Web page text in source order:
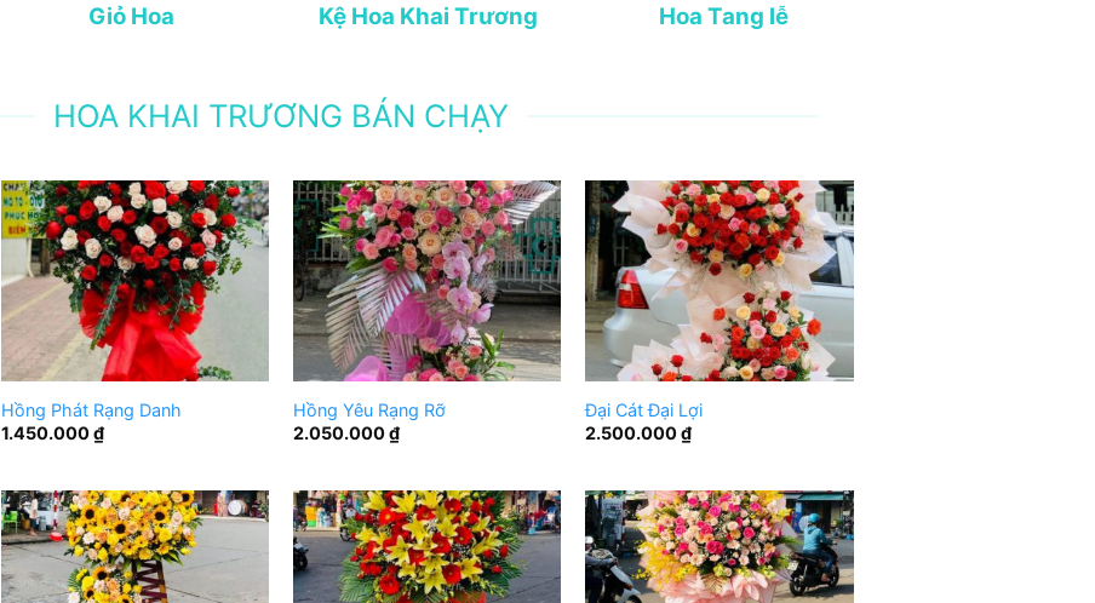
Giỏ Hoa Kệ Hoa Khai Trương Hoa Tang lễ
HOA KHAI TRƯƠNG BÁN CHẠY
Hồng Phát Rạng Danh
1.450.000₫
Hồng Yêu Rạng Rỡ
2.050.000₫
Đại Cát Đại Lợi
2.500.000₫